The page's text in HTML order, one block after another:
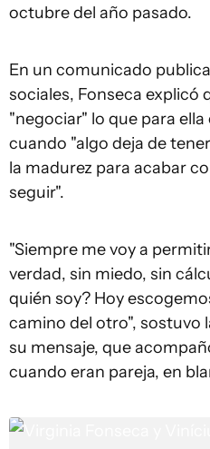
octubre del año pasado.
En un comunicado
sociales, Fonseca explicó
"negociar" lo que para
cuando "algo deja de
la madurez para acabar
seguir".
"Siempre me voy a
verdad, sin miedo, sin
quién soy? Hoy
camino del otro", sostuvo
su mensaje, que
cuando eran pareja, en